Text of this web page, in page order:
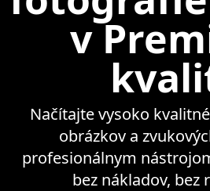
v
Načítajte vysoko
obrázkov a
profesionálnym
bez nákladov, bez